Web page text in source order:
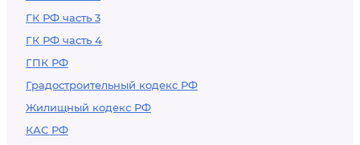
ГК РФ часть 3
ГК РФ часть 4
ГПК РФ
Градостроительный кодекс РФ
Жилищный кодекс РФ
КАС РФ